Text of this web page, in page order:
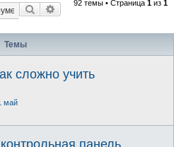
Поиск Расширенный поиск
92 темы • Страница 1 из 1
Темы
сложно учить
май
панель